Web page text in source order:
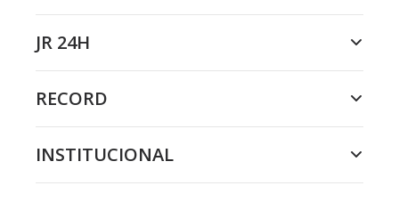
JR 24H
RECORD
INSTITUCIONAL